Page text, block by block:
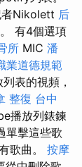
Nikolett 后
有4個選項
所 MIC 潘
業道德規範
表的視頻，
整復 台中
播放列錶鍊
單擊這些歌
歌曲。 按摩